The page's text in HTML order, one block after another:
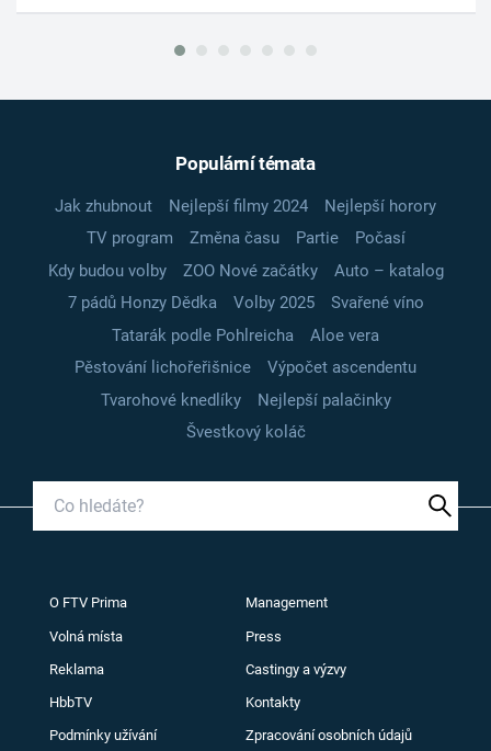
Populární témata
Jak zhubnout Nejlepší filmy 2024
Nejlepší horory
TV program
Změna času Partie
Počasí
Kdy budou volby
ZOO Nové začátky
Auto – katalog
7 pádů Honzy Dědka
Volby 2025
Svařené víno
Tatarák podle Pohlreicha
Aloe vera
Pěstování lichořeřišnice
Výpočet ascendentu
Tvarohové knedlíky
Nejlepší palačinky
Švestkový koláč
O FTV Prima Management
Volná místa Press
Reklama Castingy a výzvy
HbbTV Kontakty
Podmínky užívání Zpracování osobních údajů